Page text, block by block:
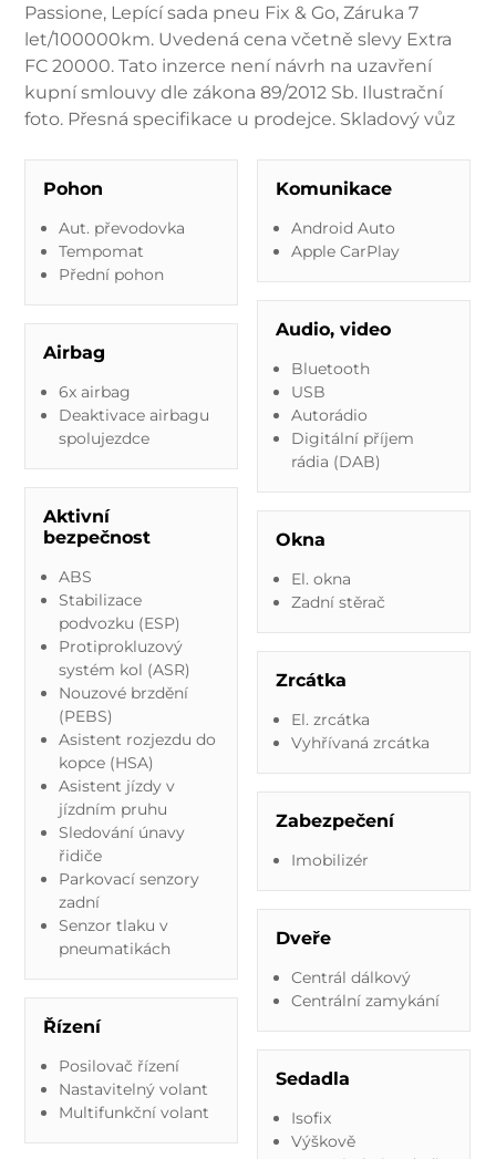
Passione, Lepící sada pneu Fix & Go, Záruka 7
let/100000km. Uvedená cena včetně slevy Extra
FC 20000. Tato inzerce není návrh na uzavření
kupní smlouvy dle zákona 89/2012 Sb. Ilustrační
foto. Přesná specifikace u prodejce. Skladový vůz
Pohon
Aut. převodovka
Tempomat
Přední pohon
Airbag
6x airbag
Deaktivace airbagu
spolujezdce
Aktivní
bezpečnost
ABS
Stabilizace
podvozku (ESP)
Protiprokluzový
systém kol (ASR)
Nouzové brzdění
(PEBS)
Asistent rozjezdu do
kopce (HSA)
Asistent jízdy v
jízdním pruhu
Sledování únavy
řidiče
Parkovací senzory
zadní
Senzor tlaku v
pneumatikách
Řízení
Posilovač řízení
Nastavitelný volant
Multifunkční volant
Komunikace
Android Auto
Apple CarPlay
Audio, video
Bluetooth
USB
Autorádio
Digitální příjem
rádia (DAB)
Okna
El. okna
Zadní stěrač
Zrcátka
El. zrcátka
Vyhřívaná zrcátka
Zabezpečení
Imobilizér
Dveře
Centrál dálkový
Centrální zamykání
Sedadla
Isofix
Výškově